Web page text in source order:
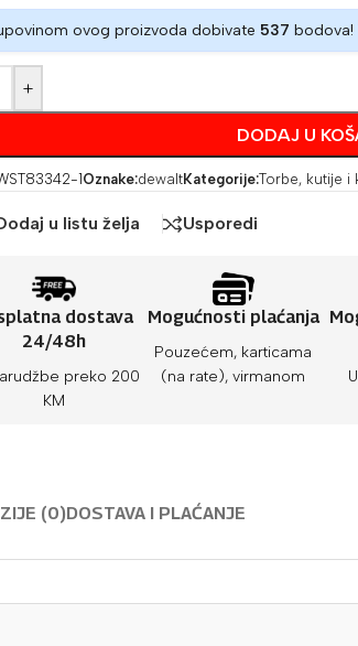
ovog proizvoda dobivate 537 bodova!
+
DODAJ U
1 Oznake:dewaltKategorije:Torbe, kutije i
u listu želja Usporedi
dostava
24/48h
preko 200
KM
Mogućnosti plaćanja
Pouzećem, karticama
(na rate), virmanom
(0)DOSTAVA I PLAĆANJE